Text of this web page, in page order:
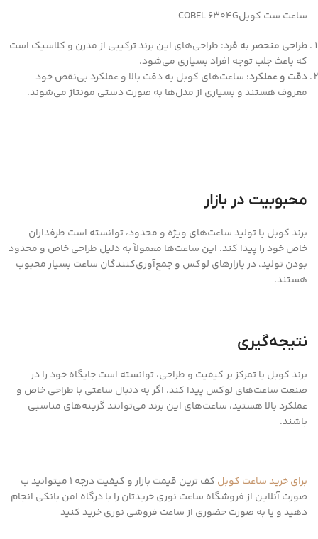
ساعت ست کوبلCOBEL 6304G
طراحی منحصر به فرد: طراحی‌های این برند ترکیبی از مدرن و کلاسیک است
که باعث جلب توجه افراد بسیاری می‌شود.
دقت و عملکرد: ساعت‌های کوبل به دقت بالا و عملکرد بی‌نقص خود
معروف هستند و بسیاری از مدل‌ها به صورت دستی مونتاژ می‌شوند.
محبوبیت در بازار
برند کوبل با تولید ساعت‌های ویژه و محدود، توانسته است طرفداران
خاص خود را پیدا کند. این ساعت‌ها معمولاً به دلیل طراحی خاص و محدود
بودن تولید، در بازارهای لوکس و جمع‌آوری‌کنندگان ساعت بسیار محبوب
هستند.
نتیجه‌گیری
برند کوبل با تمرکز بر کیفیت و طراحی، توانسته است جایگاه خود را در
صنعت ساعت‌های لوکس پیدا کند. اگر به دنبال ساعتی با طراحی خاص و
عملکرد بالا هستید، ساعت‌های این برند می‌توانند گزینه‌های مناسبی
باشند.
برای خرید ساعت کوبل
کف ترین قیمت بازار و کیفیت درجه 1 میتوانید ب
صورت آنلاین از فروشگاه ساعت نوری خریدتان را با درگاه امن بانکی انجام
دهید و یا به صورت حضوری از ساعت فروشی نوری خرید کنید